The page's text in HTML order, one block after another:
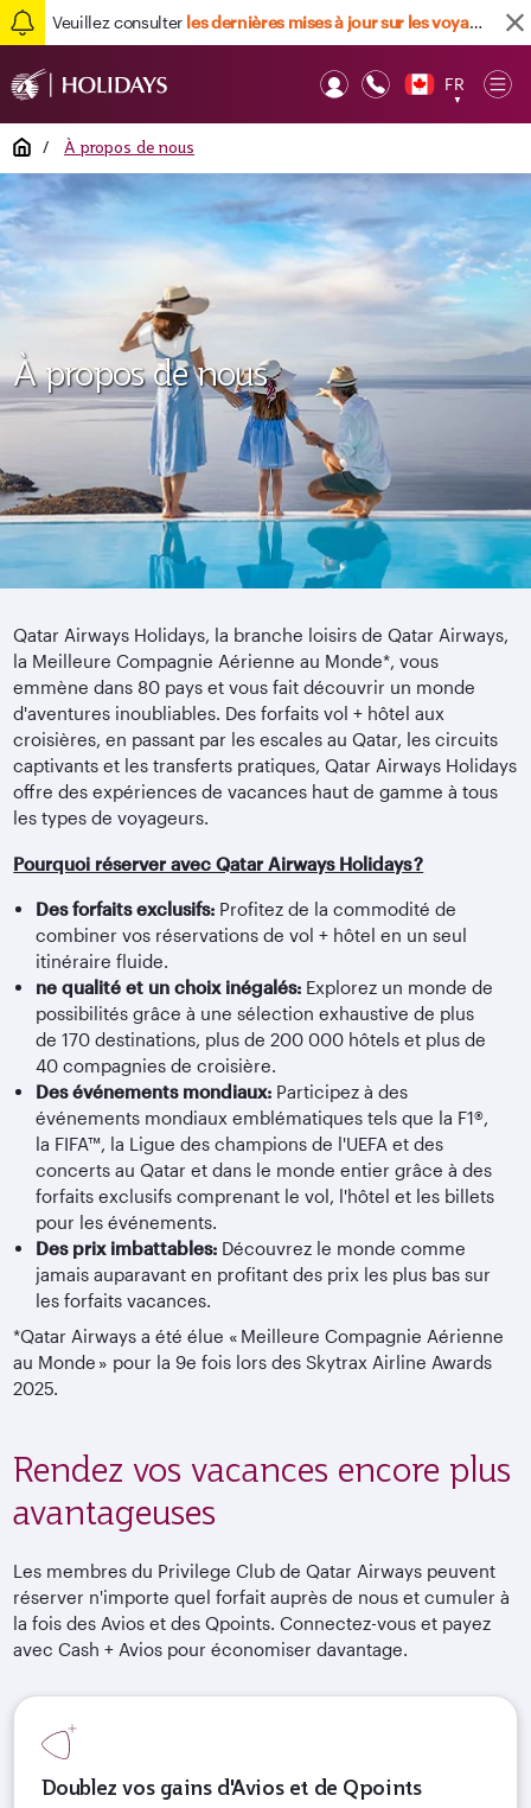
Veuillez consulter les dernières mises à jour sur les voyages ici
FR
▼
Home / À propos de nous
À propos de nous
Qatar Airways Holidays, la branche loisirs de Qatar Airways,
la Meilleure Compagnie Aérienne au Monde*, vous
emmène dans 80 pays et vous fait découvrir un monde
d'aventures inoubliables. Des forfaits vol + hôtel aux
croisières, en passant par les escales au Qatar, les circuits
captivants et les transferts pratiques, Qatar Airways Holidays
offre des expériences de vacances haut de gamme à tous
les types de voyageurs.
Pourquoi réserver avec Qatar Airways Holidays ?
Des forfaits exclusifs: Profitez de la commodité de
combiner vos réservations de vol + hôtel en un seul
itinéraire fluide.
ne qualité et un choix inégalés: Explorez un monde de
possibilités grâce à une sélection exhaustive de plus
de 170 destinations, plus de 200 000 hôtels et plus de
40 compagnies de croisière.
Des événements mondiaux: Participez à des
événements mondiaux emblématiques tels que la F1®,
la FIFA™, la Ligue des champions de l'UEFA et des
concerts au Qatar et dans le monde entier grâce à des
forfaits exclusifs comprenant le vol, l'hôtel et les billets
pour les événements.
Des prix imbattables: Découvrez le monde comme
jamais auparavant en profitant des prix les plus bas sur
les forfaits vacances.
*Qatar Airways a été élue « Meilleure Compagnie Aérienne
au Monde » pour la 9e fois lors des Skytrax Airline Awards
2025.
Rendez vos vacances encore plus
avantageuses
Les membres du Privilege Club de Qatar Airways peuvent
réserver n'importe quel forfait auprès de nous et cumuler à
la fois des Avios et des Qpoints. Connectez-vous et payez
avec Cash + Avios pour économiser davantage.
Doublez vos gains d'Avios et de Qpoints